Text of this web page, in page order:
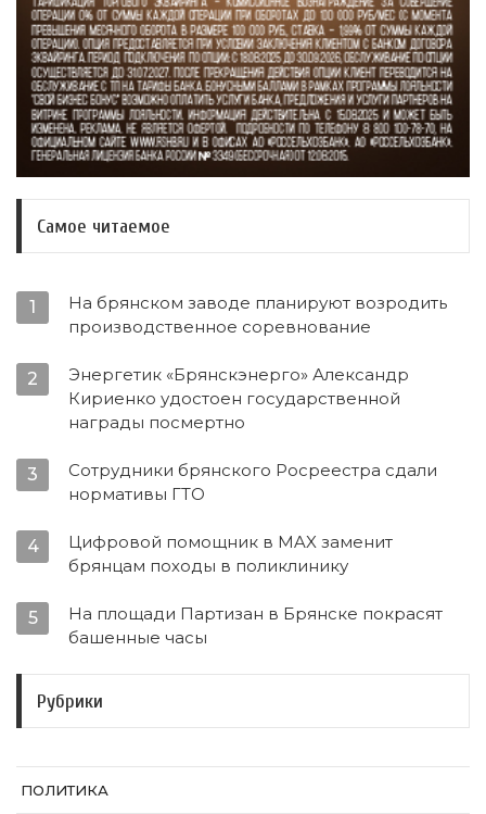
Самое читаемое
1
На брянском заводе планируют возродить
производственное соревнование
2
Энергетик «Брянскэнерго» Александр
Кириенко удостоен государственной
награды посмертно
3
Сотрудники брянского Росреестра сдали
нормативы ГТО
4
Цифровой помощник в MAX заменит
брянцам походы в поликлинику
5
На площади Партизан в Брянске покрасят
башенные часы
Рубрики
ПОЛИТИКА